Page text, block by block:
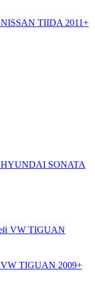
NISSAN TIIDA 2011+
HYUNDAI SONATA
VW TIGUAN 2009+